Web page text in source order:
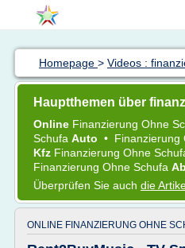
Homepage > Videos :
Hauptthemen über
Online Finanzierung Ohne
Schufa Auto • Finanzierung
Kfz Finanzierung Ohne
Finanzierung Ohne Schufa
Überprüfen Sie auch die
ONLINE FINANZIERUNG OHNE